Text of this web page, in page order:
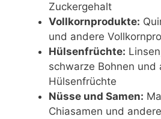
Zuckergehalt
Vollkornprodukte:
und andere
Hülsenfrüchte:
schwarze Bohnen und
Hülsenfrüchte
Nüsse und Samen:
Chiasamen und